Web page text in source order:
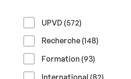
UPVD (572résultats
)
Recherche (148résultats
)
Formation (93résultats
)
International (82résultats
)